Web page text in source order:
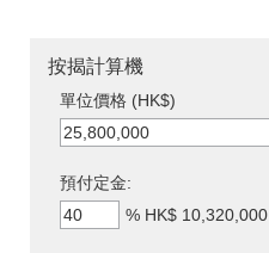
按揭計算機
單位價格 (HK$)
預付定金:
% HK$ 10,320,000